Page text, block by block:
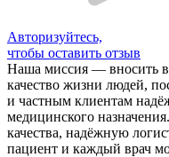
Авторизуйтесь,
чтобы оставить отзыв
Наша миссия — вносить
качество жизни людей,
и частным клиентам
медицинского
качества, надёжную
пациент и каждый врач